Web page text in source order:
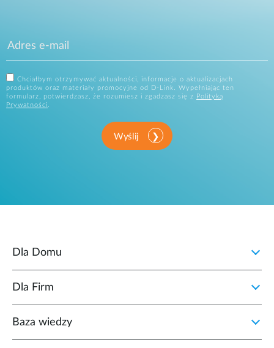
Chciałbym otrzymywać aktualności, informacje o aktualizacjach
produktów oraz materiały promocyjne od D-Link. Wypełniając ten
formularz, potwierdzasz, że rozumiesz i zgadzasz się z
Polityką
Prywatności.
Wyślij
Dla Domu
Dla Firm
Baza wiedzy